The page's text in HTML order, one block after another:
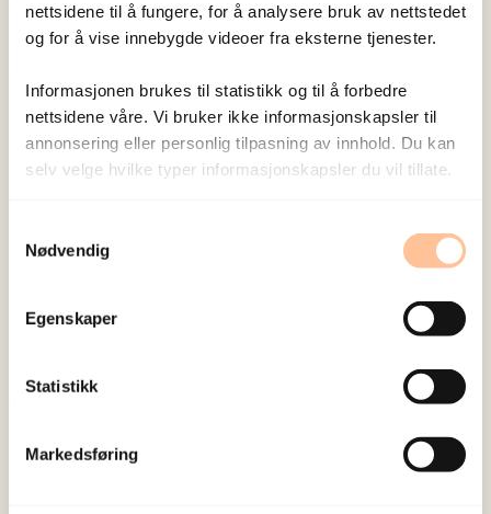
nettsidene til å fungere, for å analysere bruk av nettstedet
og for å vise innebygde videoer fra eksterne tjenester.
Informasjonen brukes til statistikk og til å forbedre
nettsidene våre. Vi bruker ikke informasjonskapsler til
annonsering eller personlig tilpasning av innhold. Du kan
selv velge hvilke typer informasjonskapsler du vil tillate.
Nødvendig
Egenskaper
Statistikk
Markedsføring
Publisert:4. juni 2024
NKVTS utvikler og sprer kunnskap og kompetanse
om vold og traumatisk stress. Formålet er å bidra
sosiale konsekvensene som vold og traumatisk
Ansatte